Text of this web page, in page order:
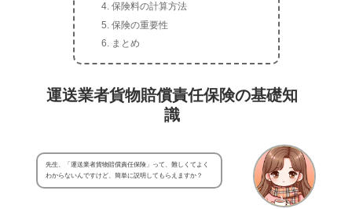
保険料の計算方法
保険の重要性
まとめ
運送業者貨物賠償責任保険の基礎知
識
先生、「運送業者貨物賠償責任保険」って、難しくてよく
わからないんですけど、簡単に説明してもらえますか？